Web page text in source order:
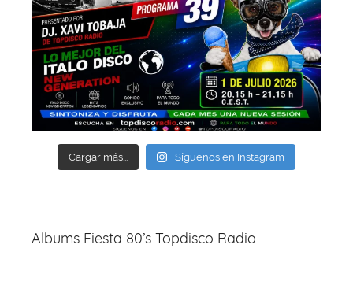
Cargar más... Síguenos en Instagram
Albums Fiesta 80’s Topdisco Radio